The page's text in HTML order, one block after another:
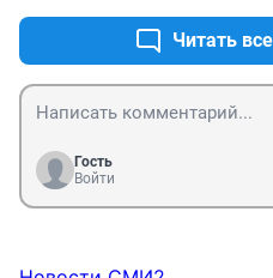
Читать
Гость
Войти